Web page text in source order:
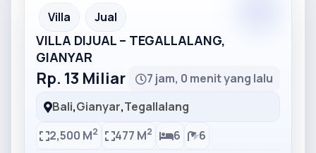
Partner Ad
Villa Jual
VILLA DIJUAL – TEGALLALANG,
GIANYAR
Rp. 13 Miliar
7 jam, 0 menit yang lalu
Bali,Gianyar,Tegallalang
2,500 M2 477 M2 6 6